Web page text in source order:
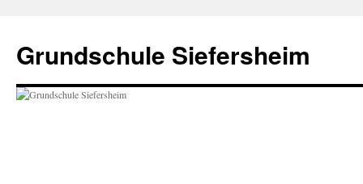
springen
Grundschule Siefersheim